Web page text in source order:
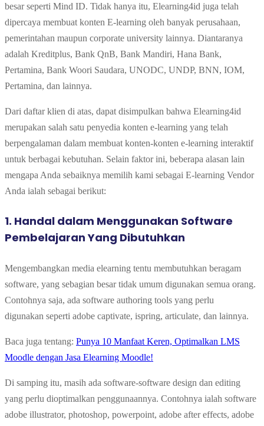
besar seperti Mind ID. Tidak hanya itu, Elearning4id juga telah
dipercaya membuat konten E-learning oleh banyak perusahaan,
pemerintahan maupun corporate university lainnya. Diantaranya
adalah Kreditplus, Bank QnB, Bank Mandiri, Hana Bank,
Pertamina, Bank Woori Saudara, UNODC, UNDP, BNN, IOM,
Pertamina, dan lainnya.
Dari daftar klien di atas, dapat disimpulkan bahwa Elearning4id
merupakan salah satu penyedia konten e-learning yang telah
berpengalaman dalam membuat konten-konten e-learning interaktif
untuk berbagai kebutuhan. Selain faktor ini, beberapa alasan lain
mengapa Anda sebaiknya memilih kami sebagai E-learning Vendor
Anda ialah sebagai berikut:
1. Handal dalam Menggunakan Software
Pembelajaran Yang Dibutuhkan
Mengembangkan media elearning tentu membutuhkan beragam
software, yang sebagian besar tidak umum digunakan semua orang.
Contohnya saja, ada software authoring tools yang perlu
digunakan seperti adobe captivate, ispring, articulate, dan lainnya.
Baca juga tentang: Punya 10 Manfaat Keren, Optimalkan LMS
Moodle dengan Jasa Elearning Moodle!
Di samping itu, masih ada software-software design dan editing
yang perlu dioptimalkan penggunaannya. Contohnya ialah software
adobe illustrator, photoshop, powerpoint, adobe after effects, adobe